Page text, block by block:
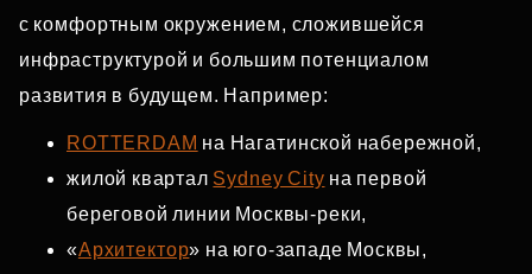
с комфортным окружением, сложившейся
инфраструктурой и большим потенциалом
развития в будущем. Например:
ROTTERDAM на Нагатинской набережной,
жилой квартал Sydney City на первой
береговой линии Москвы‑реки,
«Архитектор» на юго‑западе Москвы,